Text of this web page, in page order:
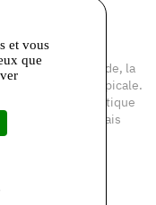
Haban’s ?
ou la sauce Torride, la
gustative tropicale.
chaleur aromatique
sauce relevée mais
et vous
que